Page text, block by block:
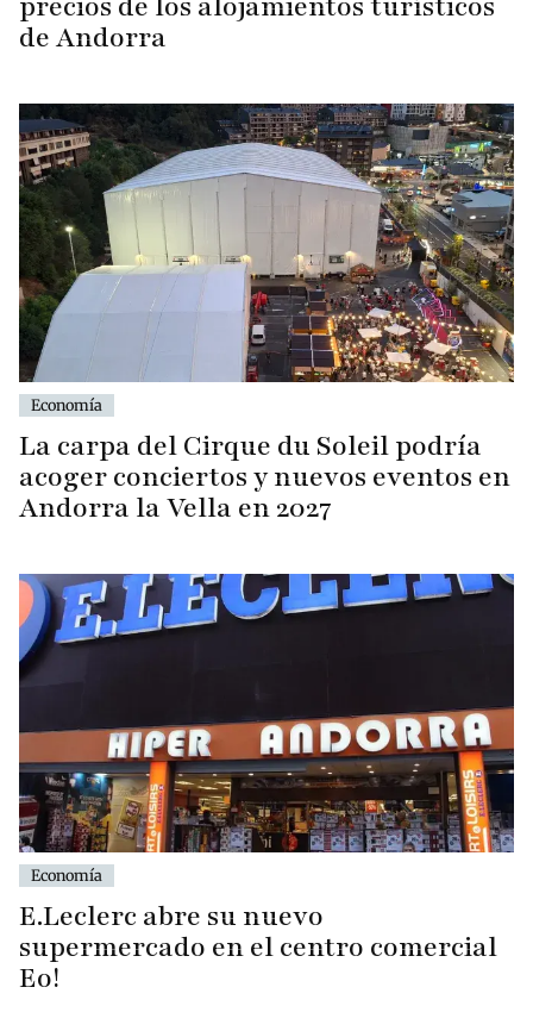
de Andorra
Economía
La carpa del Cirque du Soleil podría
acoger conciertos y nuevos eventos en
Andorra la Vella en 2027
Economía
E.Leclerc abre su nuevo
supermercado en el centro comercial
Eo!